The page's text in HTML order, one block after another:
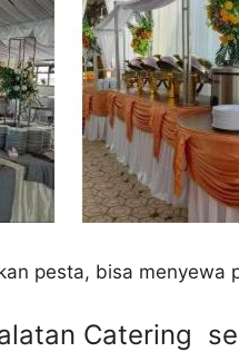
pesta, bisa menyewa
Catering